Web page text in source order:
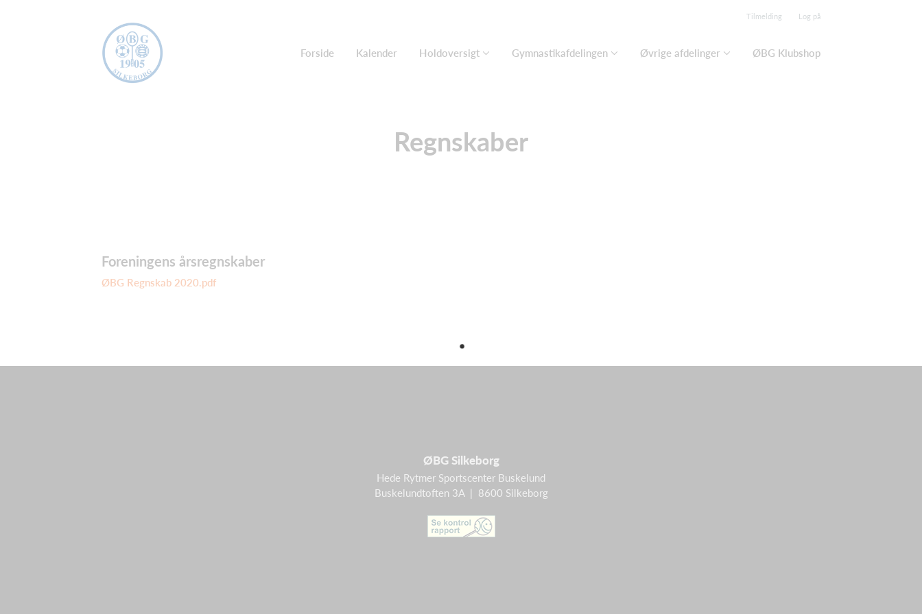
Tilmelding Log på
Forside Kalender Holdoversigt Gymnastikafdelingen Øvrige afdelinger ØBG Klubshop
Regnskaber
Foreningens årsregnskaber
ØBG Regnskab 2020.pdf
ØBG Silkeborg
Hede Rytmer Sportscenter Buskelund
Buskelundtoften 3A | 8600 Silkeborg